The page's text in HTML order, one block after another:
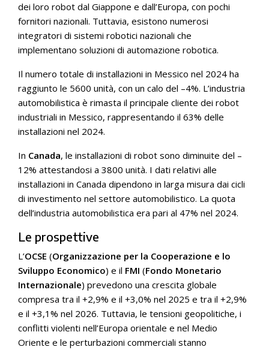
dei loro robot dal Giappone e dall’Europa, con pochi
fornitori nazionali. Tuttavia, esistono numerosi
integratori di sistemi robotici nazionali che
implementano soluzioni di automazione robotica.
Il numero totale di installazioni in Messico nel 2024 ha
raggiunto le 5600 unità, con un calo del –4%. L’industria
automobilistica è rimasta il principale cliente dei robot
industriali in Messico, rappresentando il 63% delle
installazioni nel 2024.
In Canada, le installazioni di robot sono diminuite del –
12% attestandosi a 3800 unità. I dati relativi alle
installazioni in Canada dipendono in larga misura dai cicli
di investimento nel settore automobilistico. La quota
dell’industria automobilistica era pari al 47% nel 2024.
Le prospettive
L’OCSE (Organizzazione per la Cooperazione e lo
Sviluppo Economico) e il FMI (Fondo Monetario
Internazionale) prevedono una crescita globale
compresa tra il +2,9% e il +3,0% nel 2025 e tra il +2,9%
e il +3,1% nel 2026. Tuttavia, le tensioni geopolitiche, i
conflitti violenti nell’Europa orientale e nel Medio
Oriente e le perturbazioni commerciali stanno